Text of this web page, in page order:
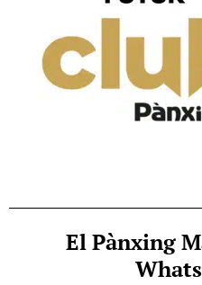
El Pànxing